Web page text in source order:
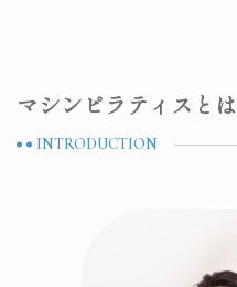
マシンピラティスとは
INTRODUCTION